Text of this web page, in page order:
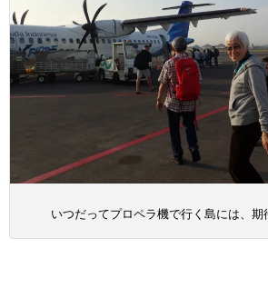
いつだってプロペラ機で行く島には、期